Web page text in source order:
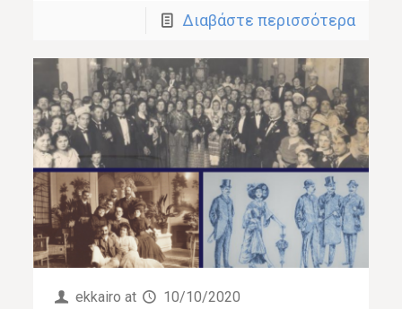
Διαβάστε περισσότερα
ekkairo at 10/10/2020